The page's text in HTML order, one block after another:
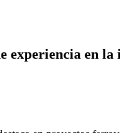
experiencia en